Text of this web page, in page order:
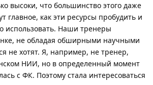
высоки, что большинство этого даже
главное, как эти ресурсы пробудить и
использовать. Наши тренеры
не обладая обширными научными
не хотят. Я, например, не тренер,
НИИ, но в определенный момент
с ФК. Поэтому стала интересоваться